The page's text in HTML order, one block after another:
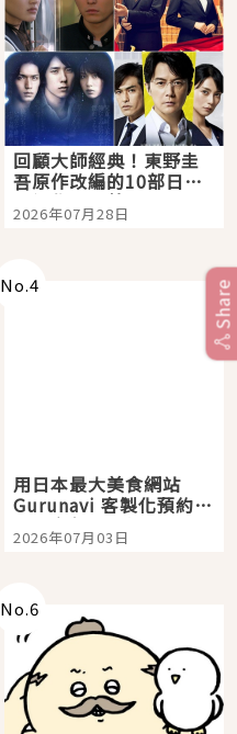
回顧大師經典！東野圭
吾原作改編的10部日本
影視作品推薦
2026年07月28日
No.4
用日本最大美食網站
Gurunavi 客製化預約九
大都市餐廳，打造專屬
美食體驗！
2026年07月03日
No.6
Share